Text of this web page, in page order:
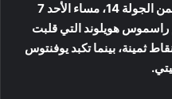
على ملعب دييغو أرماندو مارادونا، ضمن الجولة 14، مساء الأحد 7
راسموس هويلوند التي قلبت
ثمينة، بينما تكبد يوفنتوس